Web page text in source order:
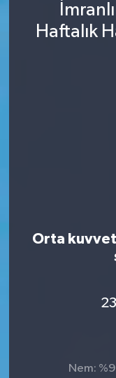
Haftalık
Orta
Nem:
Güncel
Tarih - Kültür
Süper Lig
Son Dakika